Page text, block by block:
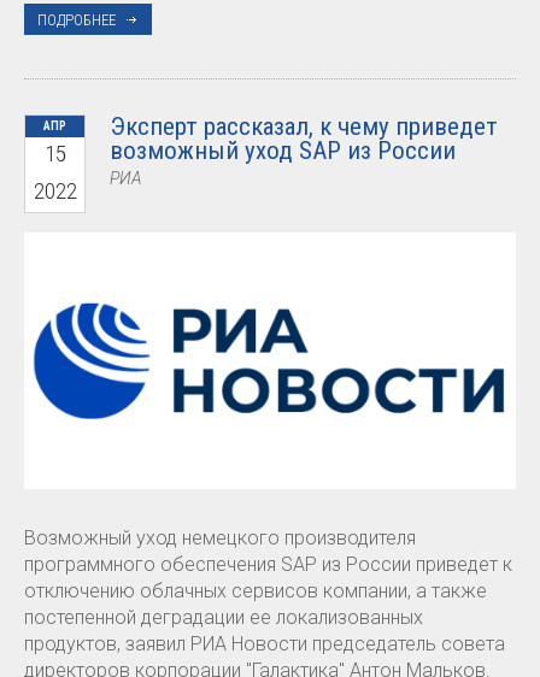
ПОДРОБНЕЕ
АПР
15
2022
Эксперт рассказал, к чему приведет
возможный уход SAP из России
РИА
Возможный уход немецкого производителя
программного обеспечения SAP из России приведет к
отключению облачных сервисов компании, а также
постепенной деградации ее локализованных
продуктов, заявил РИА Новости председатель совета
директоров корпорации "Галактика" Антон Мальков.